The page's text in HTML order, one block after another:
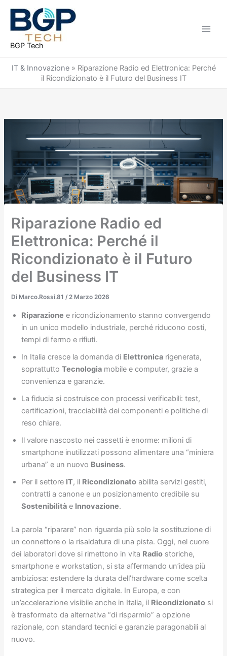
contenuto
BGP Tech
IT & Innovazione» Riparazione Radio ed Elettronica: Perché
il Ricondizionato è il Futuro del Business IT
Riparazione Radio ed
Elettronica: Perché il
Ricondizionato è il Futuro
del Business IT
Di Marco.Rossi.81/2 Marzo 2026
Riparazione e ricondizionamento stanno convergendo
in un unico modello industriale, perché riducono costi,
tempi di fermo e rifiuti.
In Italia cresce la domanda di Elettronica rigenerata,
soprattuttoTecnologia mobile e computer, grazie a
convenienza e garanzie.
La fiducia si costruisce con processi verificabili: test,
certificazioni, tracciabilità dei componenti e politiche di
reso chiare.
Il valore nascosto nei cassetti è enorme: milioni di
smartphone inutilizzati possono alimentare una “miniera
urbana” e un nuovo Business.
Per il settore IT, il Ricondizionato abilita servizi gestiti,
contratti a canone e un posizionamento credibile su
Sostenibilità e Innovazione.
La parola “riparare” non riguarda più solo la sostituzione di
un connettore o la risaldatura di una pista. Oggi, nel cuore
dei laboratori dove si rimettono in vita Radio storiche,
smartphone e workstation, si sta affermando un’idea più
ambiziosa: estendere la durata dell’hardware come scelta
strategica per il mercato digitale. In Europa, e con
un’accelerazione visibile anche in Italia, il Ricondizionato si
è trasformato da alternativa “di risparmio” a opzione
razionale, con standard tecnici e garanzie paragonabili al
nuovo.